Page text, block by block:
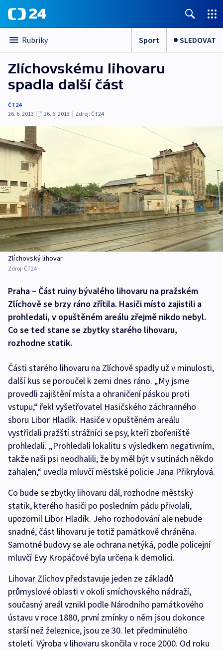
Rubriky Sport SLEDOVAT
Zlíchovskému lihovaru
spadla další část
ČT24
26. 6. 2013
26. 6. 2013 | Zdroj: ČT24
Zlíchovský lihovar
Zdroj: ČT24
Praha – Část ruiny bývalého lihovaru na pražském
Zlíchově se brzy ráno zřítila. Hasiči místo zajistili a
prohledali, v opuštěném areálu zřejmě nikdo nebyl.
Co se teď stane se zbytky starého lihovaru,
rozhodne statik.
Části starého lihovaru na Zlíchově spadly už v minulosti,
další kus se poroučel k zemi dnes ráno. „My jsme
provedli zajištění místa a ohraničení páskou proti
vstupu,“ řekl vyšetřovatel Hasičského záchranného
sboru Libor Hladík. Hasiče v opuštěném areálu
vystřídali pražští strážníci se psy, kteří zbořeniště
prohledali. „Prohledali lokalitu s výsledkem negativním,
takže naši psi neodhalili, že by měl být v sutinách někdo
zahalen,“ uvedla mluvčí městské policie Jana Přikrylová.
Co bude se zbytky lihovaru dál, rozhodne městský
statik, kterého hasiči po posledním pádu přivolali,
upozornil Libor Hladík. Jeho rozhodování ale nebude
snadné, část lihovaru je totiž památkově chráněna.
Samotné budovy se ale ochrana netýká, podle policejní
mluvčí Evy Kropáčové byla určena k demolici.
Lihovar Zlíchov představuje jeden ze základů
průmyslové oblasti v okolí smíchovského nádraží,
současný areál vznikl podle Národního památkového
ústavu v roce 1880, první zmínky o něm jsou dokonce
starší než železnice, jsou ze 30. let předminulého
století. Výroba v lihovaru skončila v roce 2000. Od roku